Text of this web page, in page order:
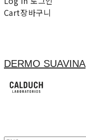
Cart장바구니
DERMO SUAVINA